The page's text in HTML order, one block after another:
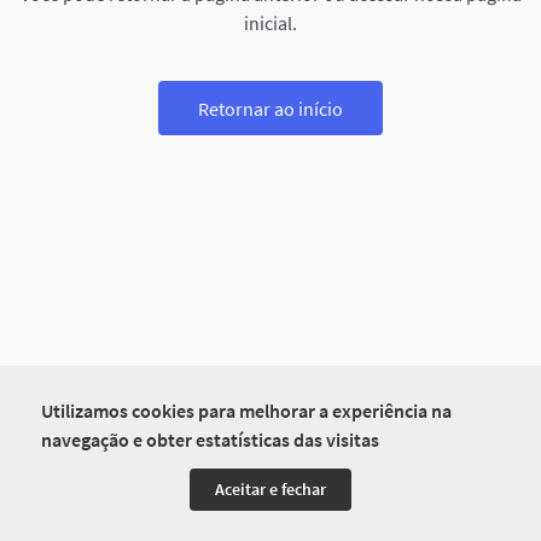
Utilizamos cookies para melhorar a experiência na
navegação e obter estatísticas das visitas
Aceitar e fechar
inicial.
Retornar ao início